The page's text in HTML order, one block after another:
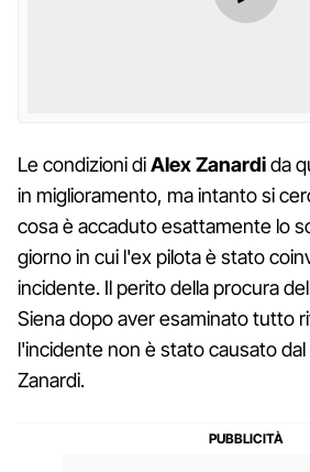
Le condizioni diAlex Zanardida
in miglioramento, ma intanto si
cosa è accaduto esattamente lo
giorno in cui l'ex pilota è stato
incidente. Il perito della procura
Siena dopo aver esaminato tutto
l'incidente non è stato causato
Zanardi.